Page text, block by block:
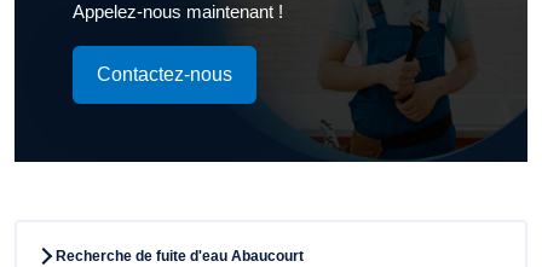
Appelez-nous maintenant !
Contactez-nous
Recherche de fuite d'eau Abaucourt